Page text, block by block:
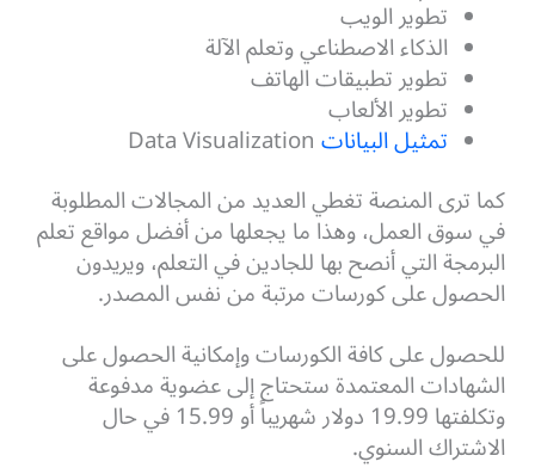
تطوير الويب
الذكاء الاصطناعي وتعلم الآلة
تطوير تطبيقات الهاتف
تطوير الألعاب
تمثيل البياناتData Visualization
كما ترى المنصة تغطي العديد من المجالات المطلوبة
في سوق العمل، وهذا ما يجعلها من أفضل مواقع تعلم
البرمجة التي أنصح بها للجادين في التعلم، ويريدون
الحصول على كورسات مرتبة من نفس المصدر.
للحصول على كافة الكورسات وإمكانية الحصول على
الشهادات المعتمدة ستحتاج إلى عضوية مدفوعة
وتكلفتها 19.99 دولار شهريباً أو 15.99 في حال
الاشتراك السنوي.